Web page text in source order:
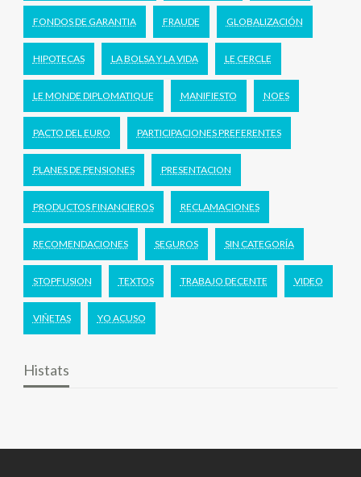
FONDOS DE GARANTIA FRAUDE GLOBALIZACIÓN
HIPOTECAS LA BOLSA Y LA VIDA LE CERCLE
LE MONDE DIPLOMATIQUE MANIFIESTO NOES
PACTO DEL EURO PARTICIPACIONES PREFERENTES
PLANES DE PENSIONES PRESENTACION
PRODUCTOS FINANCIEROS RECLAMACIONES
RECOMENDACIONES SEGUROS SIN CATEGORÍA
STOPFUSION TEXTOS TRABAJO DECENTE VIDEO
VIÑETAS YO ACUSO
Histats